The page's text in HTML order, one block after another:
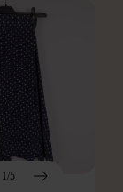
1/5